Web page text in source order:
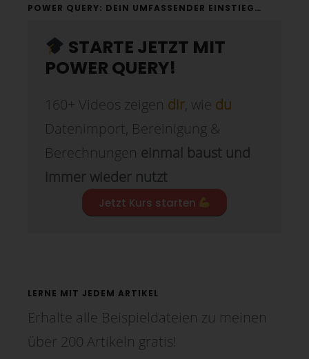
POWER QUERY: DEIN UMFASSENDER EINSTIEG…
STARTE JETZT MIT
POWER QUERY!
160+ Videos zeigen dir, wie du
Datenimport, Bereinigung &
Berechnungen einmal baust und
immer wieder nutzt
Jetzt Kurs starten
LERNE MIT JEDEM ARTIKEL
Erhalte alle Beispieldateien zu meinen
über 200 Artikeln gratis!